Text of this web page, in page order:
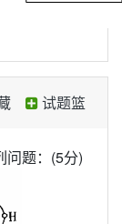
试题篮
问题：(5分)